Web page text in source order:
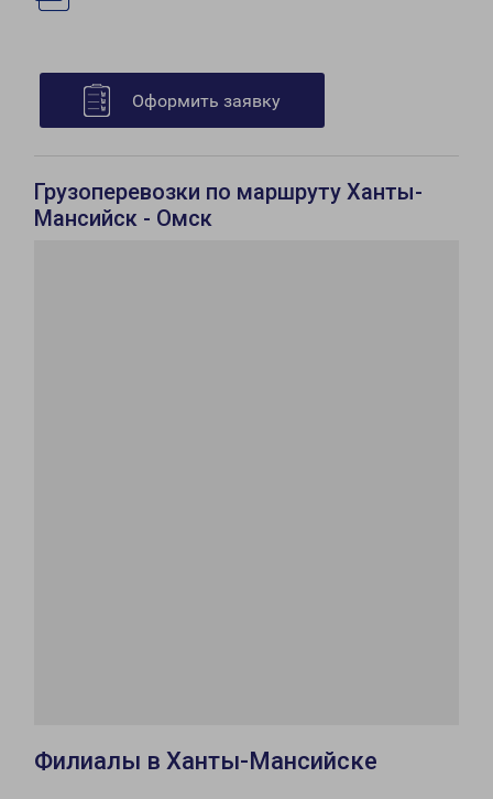
Оформить заявку
Грузоперевозки по маршруту Ханты-
Мансийск - Омск
Филиалы в Ханты-Мансийске